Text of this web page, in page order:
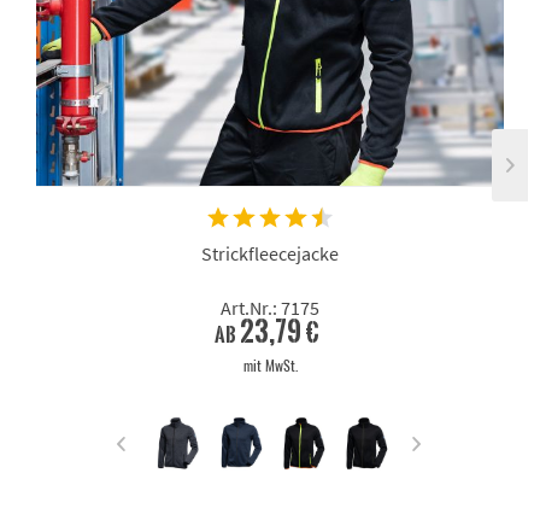
Strickfleecejacke
Art.Nr.: 7175
ab 23,79 €
mit MwSt.